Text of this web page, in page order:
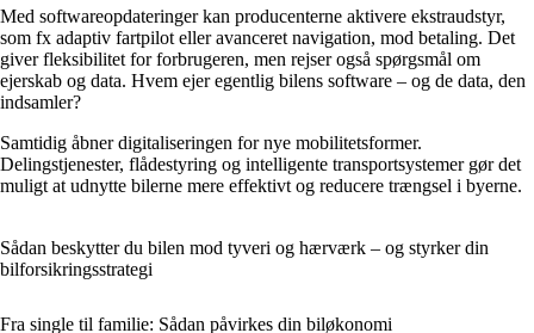
Med softwareopdateringer kan producenterne aktivere ekstraudstyr,
som fx adaptiv fartpilot eller avanceret navigation, mod betaling. Det
giver fleksibilitet for forbrugeren, men rejser også spørgsmål om
ejerskab og data. Hvem ejer egentlig bilens software – og de data, den
indsamler?
Samtidig åbner digitaliseringen for nye mobilitetsformer.
Delingstjenester, flådestyring og intelligente transportsystemer gør det
muligt at udnytte bilerne mere effektivt og reducere trængsel i byerne.
Sådan beskytter du bilen mod tyveri og hærværk – og styrker din
bilforsikringsstrategi
Fra single til familie: Sådan påvirkes din biløkonomi